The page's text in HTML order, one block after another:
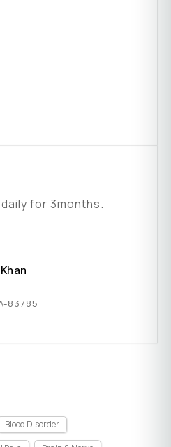
for 3months.
83785
Blood Disorder